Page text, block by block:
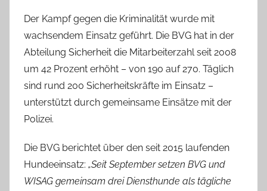
Der Kampf gegen die Kriminalität wurde mit
wachsendem Einsatz geführt. Die BVG hat in der
Abteilung Sicherheit die Mitarbeiterzahl seit 2008
um 42 Prozent erhöht – von 190 auf 270. Täglich
sind rund 200 Sicherheitskräfte im Einsatz –
unterstützt durch gemeinsame Einsätze mit der
Polizei.
Die BVG berichtet über den seit 2015 laufenden
Hundeeinsatz: „Seit September setzen BVG und
WISAG gemeinsam drei Diensthunde als tägliche